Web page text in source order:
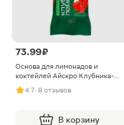
73.99 ₽
Основа для лимонадов и
коктейлей Айскро Клубника-
лемонграсс
быстрозамороженная 100г
4.7· 8 отзывов
В корзину